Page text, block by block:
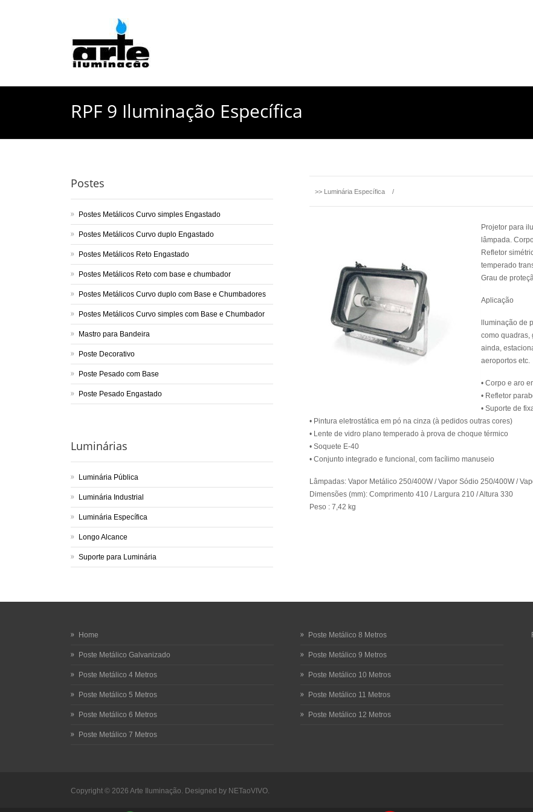
RPF 9 Iluminação Específica
>> Luminária Específica /
Projetor para
lâmpada.
Refletor
temperado
Grau de
Aplicação
lluminação de
como quadras,
ainda,
aeroportos etc.
• Corpo e aro
• Refletor
• Suporte de
• Pintura eletrostática em pó na cinza (à pedidos outras cores)
• Lente de vidro plano temperado à prova de choque térmico
• Soquete E-40
• Conjunto integrado e funcional, com facílimo manuseio
Lâmpadas: Vapor Metálico 250/400W / Vapor Sódio 250/400W /
Dimensões (mm): Comprimento 410 / Largura 210 / Altura 330
Peso : 7,42 kg
Postes
Postes Metálicos Curvo simples Engastado
Postes Metálicos Curvo duplo Engastado
Postes Metálicos Reto Engastado
Postes Metálicos Reto com base e chumbador
Postes Metálicos Curvo duplo com Base e Chumbadores
Postes Metálicos Curvo simples com Base e Chumbador
Mastro para Bandeira
Poste Decorativo
Poste Pesado com Base
Poste Pesado Engastado
Luminárias
Luminária Pública
Luminária Industrial
Luminária Específica
Longo Alcance
Suporte para Luminária
Home
Poste Metálico Galvanizado
Poste Metálico 4 Metros
Poste Metálico 5 Metros
Poste Metálico 6 Metros
Poste Metálico 7 Metros
Poste Metálico 8 Metros
Poste Metálico 9 Metros
Poste Metálico 10 Metros
Poste Metálico 11 Metros
Poste Metálico 12 Metros
Copyright © 2026 Arte Iluminação. Designed by NETaoVIVO.